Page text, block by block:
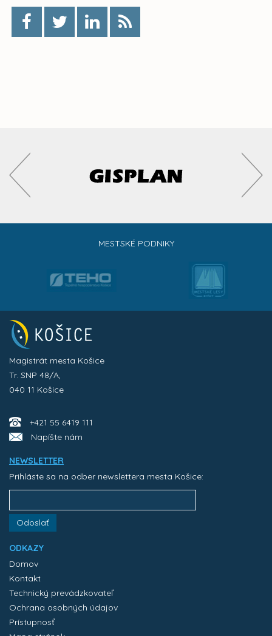
MESTSKÉ PODNIKY
Magistrát mesta Košice
Tr. SNP 48/A,
040 11 Košice
+421 55 6419 111
Napíšte nám
NEWSLETTER
Prihláste sa na odber newslettera mesta Košice:
Odoslať
ODKAZY
Domov
Kontakt
Technický prevádzkovateľ
Ochrana osobných údajov
Prístupnosť